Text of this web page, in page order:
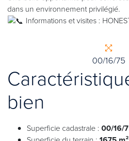
dans un environnement privilégié.
Informations et visites :
00/16/75
bien
Superficie cadastrale : 00/16/